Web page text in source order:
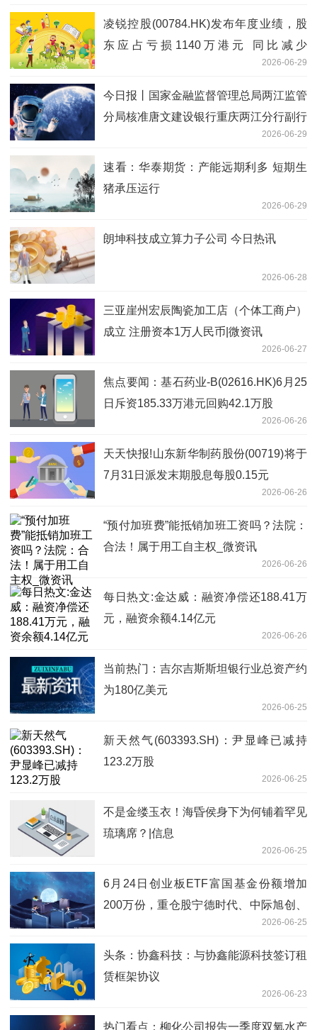
凌锐控股(00784.HK)发布年度业绩，股
东应占亏损1140万港元 同比减少
2026-06-29
今日报丨国家金融监督管理总局两江监管
分局核准唐文建设银行重庆两江分行副行
2026-06-29
速看：华泰期货：产能远期利多 短期生
猪承压运行
2026-06-29
朗坤科技成立算力子公司 今日热讯
2026-06-28
三亚崖州宏辰陶瓷加工店（个体工商户）
成立 注册资本1万人民币|微资讯
2026-06-27
焦点要闻：基石药业-B(02616.HK)6月25
日斥资185.33万港元回购42.1万股
2026-06-26
天天快报!山东新华制药股份(00719)将于
7月31日派发末期股息每股0.15元
2026-06-26
“预付加班费”能抵销加班工资吗？法院：
合法！属于用工自主权_微资讯
2026-06-26
每日热文:金达威：融资净偿还188.41万
元，融资余额4.14亿元
2026-06-26
当前热门：吉尔吉斯斯坦银行业总资产约
为180亿美元
2026-06-25
新天然气(603393.SH)：尹显峰已减持
123.2万股
2026-06-25
不是金缕玉衣！海昏侯身下为何铺着罕见
琉璃席？|信息
2026-06-25
6月24日创业板ETF富国基金份额增加
200万份，重仓股宁德时代、中际旭创、
2026-06-25
头条：协鑫科技：与协鑫能源科技签订租
赁框架协议
2026-06-23
热门看点：柳化公司报告一季度双氧水产